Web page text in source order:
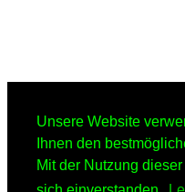
Unsere Website
Ihnen den
Mit der Nutzung